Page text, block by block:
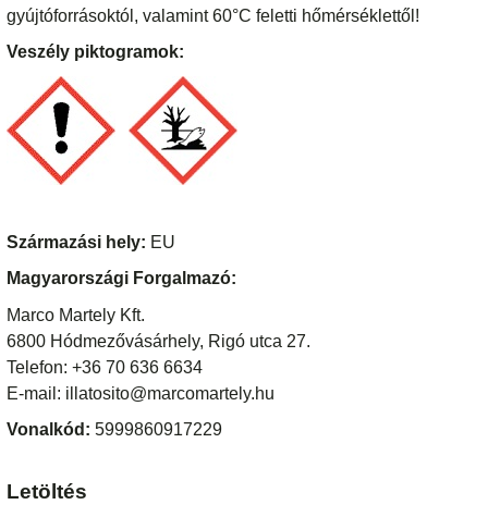
gyújtóforrásoktól, valamint 60°C feletti hőmérséklettől!
Veszély piktogramok:
Származási hely: EU
Magyarországi Forgalmazó:
Marco Martely Kft.
6800 Hódmezővásárhely, Rigó utca 27.
Telefon: +36 70 636 6634
E-mail: illatosito@marcomartely.hu
Vonalkód:5999860917229
Letöltés